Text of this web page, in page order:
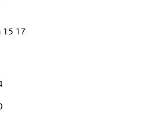
15 17